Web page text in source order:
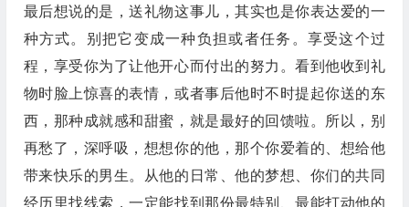
最后想说的是，送礼物这事儿，其实也是你表达爱的一
种方式。别把它变成一种负担或者任务。享受这个过
程，享受你为了让他开心而付出的努力。看到他收到礼
物时脸上惊喜的表情，或者事后他时不时提起你送的东
西，那种成就感和甜蜜，就是最好的回馈啦。所以，别
再愁了，深呼吸，想想你的他，那个你爱着的、想给他
带来快乐的男生。从他的日常、他的梦想、你们的共同
经历里找线索，一定能找到那份最特别、最能打动他的